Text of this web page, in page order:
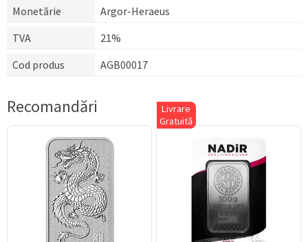
Monetărie
Argor-Heraeus
TVA
21%
Cod produs
AGB00017
Recomandări
Livrare
Gratuită